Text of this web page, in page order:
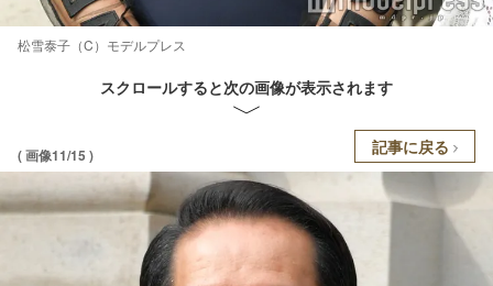
松雪泰子（C）モデルプレス
スクロールすると次の画像が表示されます
( 画像11/15 ) 記事に戻る